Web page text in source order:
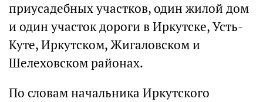
приусадебных участков, один жилой дом
и один участок дороги в Иркутске, Усть-
Куте, Иркутском, Жигаловском и
Шелеховском районах.
По словам начальника Иркутского